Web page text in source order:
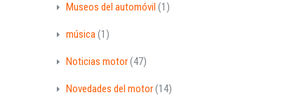
Museos del automóvil (1)
música(1)
Noticias motor(47)
Novedades del motor(14)